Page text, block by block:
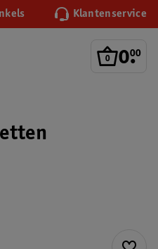
Klantenservice
0.
00